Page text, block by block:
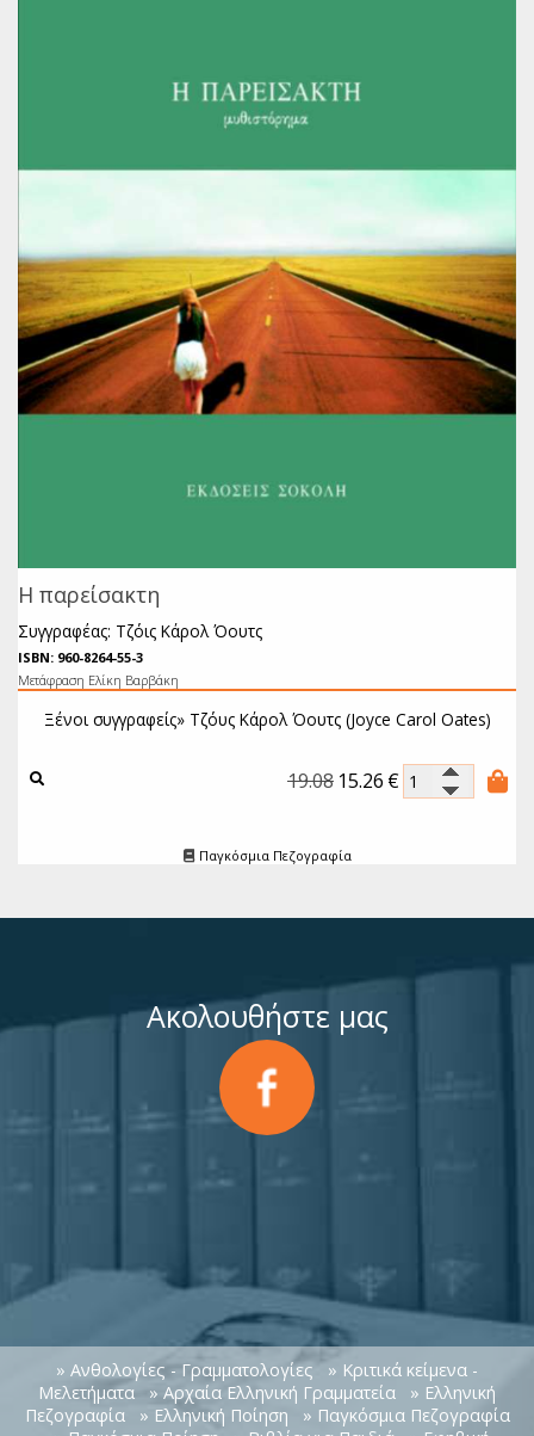
Βιβλία για Παιδιά
Ελληνικό Θέατρο
Ιστορία
Βιογραφίες
Ψυχολογία
Λεξικά
Η παρείσακτη
Συγγραφέας: Τζόις Κάρολ Όουτς
ISBN: 960-8264-55-3
Μετάφραση Ελίκη Βαρβάκη
Ξένοι συγγραφείς»Τζόυς Κάρολ Όουτς (Joyce Carol Oates)
19.08 15.26 €
Παγκόσμια Πεζογραφία
Ακολουθήστε μας
» Ανθολογίες - Γραμματολογίες
» Κριτικά κείμενα -
Μελετήματα
» Αρχαία Ελληνική Γραμματεία
» Ελληνική
Πεζογραφία
» Ελληνική Ποίηση
» Παγκόσμια Πεζογραφία